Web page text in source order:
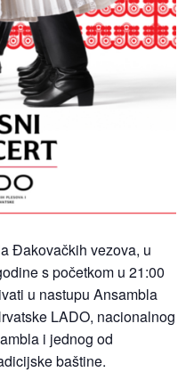
Đakovačkih vezova, u
s početkom u 21:00
u nastupu Ansambla
LADO, nacionalnog
i jednog od
baštine.